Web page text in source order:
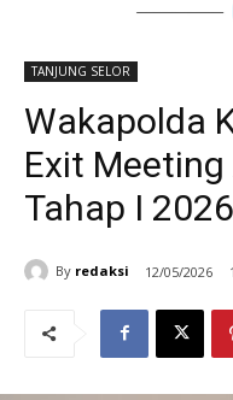
TANJUNG SELOR
Wakapolda
Exit
Tahap I 2026
By redaksi 12/05/2026